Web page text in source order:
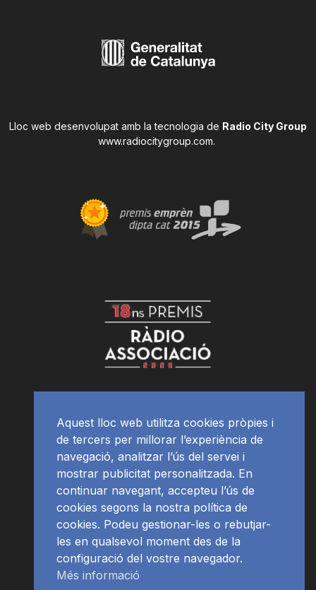
Lloc web desenvolupat amb la tecnologia de Radio City Group
www.radiocitygroup.com.
Aquest lloc web utilitza cookies pròpies i
de tercers per millorar l’experiència de
navegació, analitzar l’ús del servei i
mostrar publicitat personalitzada. En
continuar navegant, accepteu l’ús de
cookies segons la nostra política de
cookies. Podeu gestionar-les o rebutjar-
les en qualsevol moment des de la
configuració del vostre navegador.
Més informació